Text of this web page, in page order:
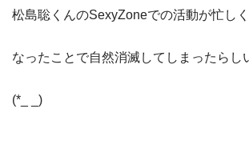
松島聡くんのSexyZoneでの活動が忙しく
なったことで自然消滅してしまったらし
(*_ _)